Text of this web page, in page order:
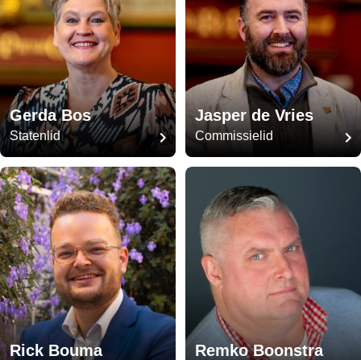
Gerda Bos
Statenlid
Jasper de Vries
Commissielid
Rick Bouma Remko Boonstra